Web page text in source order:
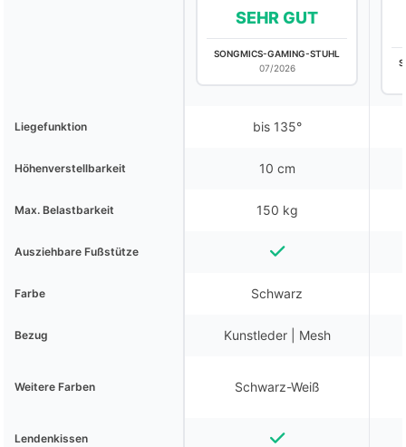
SEHR GUT
SONGMICS-GAMING-STUHL
07/2026
Liegefunktion bis 135°
Höhenverstellbarkeit 10 cm
Max. Belastbarkeit 150 kg
Ausziehbare Fußstütze
Farbe Schwarz
Bezug Kunstleder | Mesh
Weitere Farben Schwarz-Weiß
Lendenkissen